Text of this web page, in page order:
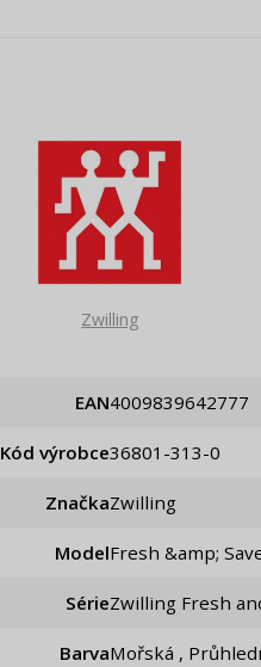
Zwilling
EAN 4009839642777
Kód výrobce 36801-313-0
Značka Zwilling
Model Fresh &amp;
Série Zwilling Fresh
Barva Mořská ,